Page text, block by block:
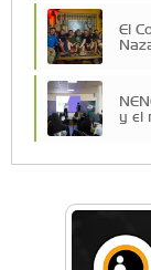
El
y el
La